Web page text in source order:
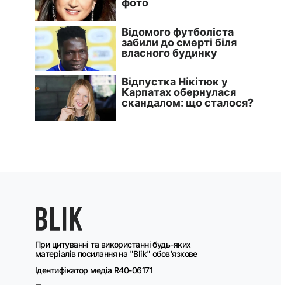
При цитуванні та використанні будь-яких
матеріалів посилання на "Blik" обов'язкове
Ідентифікатор медіа R40-06171